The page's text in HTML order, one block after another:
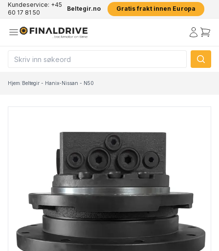
Kundeservice: +45
60 17 81 50
Beltegir.no Gratis frakt innen Europa
Hjem/Beltegir - Hanix-Nissan - N50